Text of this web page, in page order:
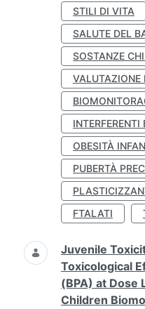
STILI DI VITA
SALUTE DEL
SOSTANZE
VALUTAZIONE
INTERFERENTI
OBESITÀ
PUBERTÀ
FTALATI
Juvenile
Toxicological
(BPA) at Dose
Children